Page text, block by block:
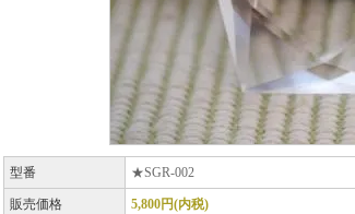
型番 ★SGR-002
販売価格 5,800円(内税)